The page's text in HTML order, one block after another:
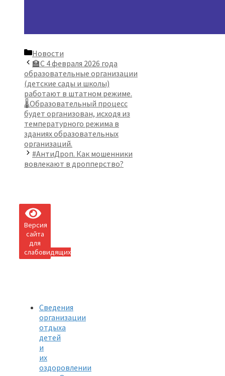
Рубрики
Новости
🏫С 4 февраля 2026 года
образовательные организации
(детские сады и школы)
работают в штатном режиме.
🌡Образовательный процесс
будет организован, исходя из
температурного режима в
зданиях образовательных
организаций.
#АнтиДроп. Как мошенники
вовлекают в дропперство?
Версия
сайта
для
слабовидящих
Сведения
организации
отдыха
детей
и
их
оздоровлении